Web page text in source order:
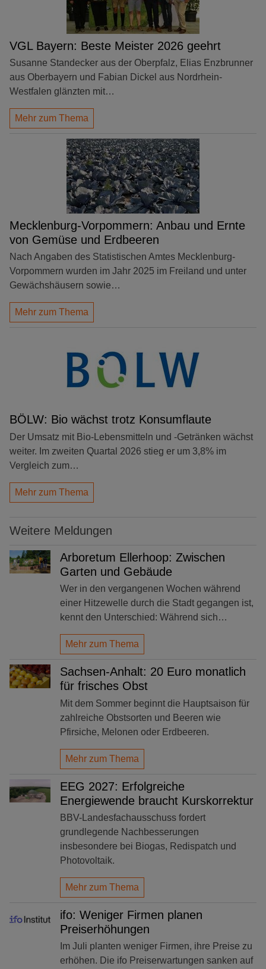
VGL Bayern: Beste Meister 2026 geehrt
Susanne Standecker aus der Oberpfalz, Elias Enzbrunner
aus Oberbayern und Fabian Dickel aus Nordrhein-
Westfalen glänzten mit…
Mehr zum Thema
Mecklenburg-Vorpommern: Anbau und Ernte
von Gemüse und Erdbeeren
Nach Angaben des Statistischen Amtes Mecklenburg-
Vorpommern wurden im Jahr 2025 im Freiland und unter
Gewächshäusern sowie…
Mehr zum Thema
BÖLW: Bio wächst trotz Konsumflaute
Der Umsatz mit Bio-Lebensmitteln und -Getränken wächst
weiter. Im zweiten Quartal 2026 stieg er um 3,8% im
Vergleich zum…
Mehr zum Thema
Weitere Meldungen
Arboretum Ellerhoop: Zwischen
Garten und Gebäude
Wer in den vergangenen Wochen während
einer Hitzewelle durch die Stadt gegangen ist,
kennt den Unterschied: Während sich…
Mehr zum Thema
Sachsen-Anhalt: 20 Euro monatlich
für frisches Obst
Mit dem Sommer beginnt die Hauptsaison für
zahlreiche Obstsorten und Beeren wie
Pfirsiche, Melonen oder Erdbeeren.
Mehr zum Thema
EEG 2027: Erfolgreiche
Energiewende braucht Kurskorrektur
BBV-Landesfachausschuss fordert
grundlegende Nachbesserungen
insbesondere bei Biogas, Redispatch und
Photovoltaik.
Mehr zum Thema
ifo: Weniger Firmen planen
Preiserhöhungen
Im Juli planten weniger Firmen, ihre Preise zu
erhöhen. Die ifo Preiserwartungen sanken auf